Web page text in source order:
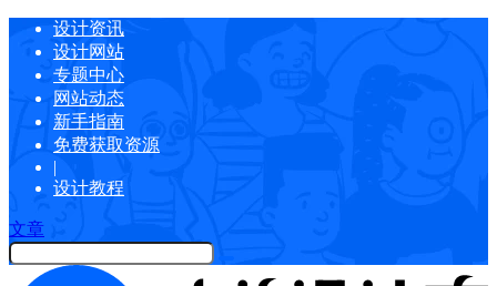
设计资讯
设计网站
专题中心
网站动态
新手指南
免费获取资源
|
设计教程
文章